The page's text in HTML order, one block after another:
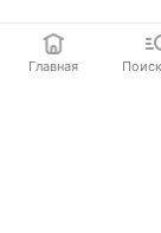
Главная